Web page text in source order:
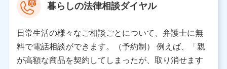
※ 当社および株式会社NTTドコモは、お客さまの情報を利
データ憲章」に定める行動原則を順守します 。
※ パーソナルデータダッシュボードの「第三者提供の管
理」の設定状態にかかわらず、共同利用する場合がありま
暮らしの法律相談ダイヤル
日常生活の様々なご相談ごとについて、弁護士に無
料で電話相談ができます。（予約制） 例えば、「親
が高額な商品を契約してしまったが、取り消せます